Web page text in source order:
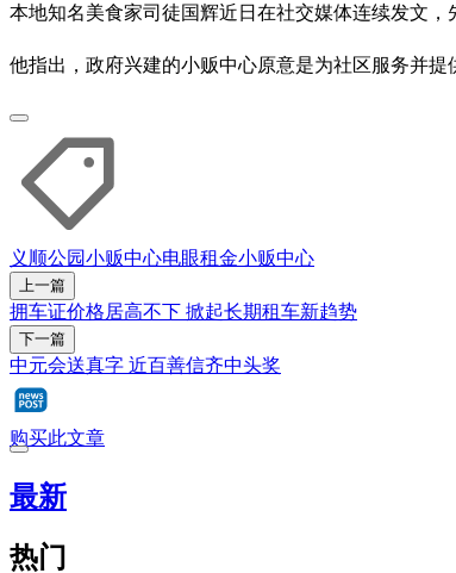
本地知名美食家司徒国辉近日在社交媒体连续发文，
他指出，政府兴建的小贩中心原意是为社区服务并
义顺公园小贩中心电眼租金小贩中心
上一篇
拥车证价格居高不下 掀起长期租车新趋势
下一篇
中元会送真字 近百善信齐中头奖
购买此文章
最新
热门